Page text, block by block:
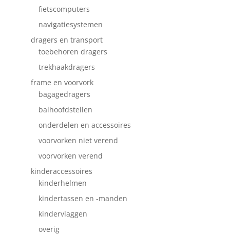
fietscomputers
navigatiesystemen
dragers en transport
toebehoren dragers
trekhaakdragers
frame en voorvork
bagagedragers
balhoofdstellen
onderdelen en accessoires
voorvorken niet verend
voorvorken verend
kinderaccessoires
kinderhelmen
kindertassen en -manden
kindervlaggen
overig